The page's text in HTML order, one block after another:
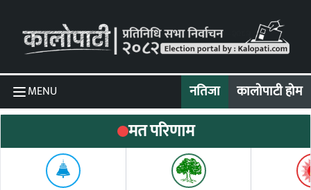
MENU नतिजा कालोपाटी होम
मत परिणाम